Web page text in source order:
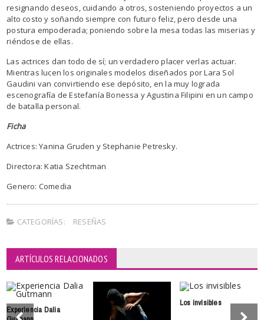
resignando deseos, cuidando a otros, sosteniendo proyectos a un
alto costo y soñando siempre con futuro feliz, pero desde una
postura empoderada; poniendo sobre la mesa todas las miserias y
riéndose de ellas.
Las actrices dan todo de sí; un verdadero placer verlas actuar.
Mientras lucen los originales modelos diseñados por Lara Sol
Gaudini van convirtiendo ese depósito, en la muy lograda
escenografía de Estefanía Bonessa y Agustina Filipini en un campo
de batalla personal.
Ficha
Actrices: Yanina Gruden y Stephanie Petresky.
Directora: Katia Szechtman
Genero: Comedia
CATEGORÍAS: RESEÑAS
ARTÍCULOS RELACIONADOS
Experiencia Dalia
Los invisibles